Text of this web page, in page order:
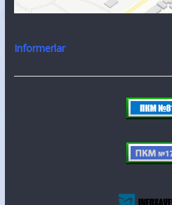
Informerlar